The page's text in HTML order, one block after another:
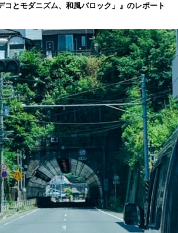
コとモダニズム、和風バロック」』のレポート